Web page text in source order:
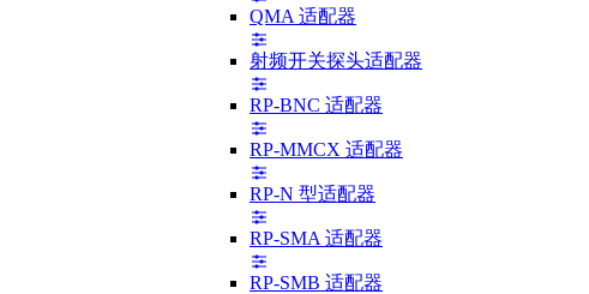
QMA 适配器
射频开关探头适配器
RP-BNC 适配器
RP-MMCX 适配器
RP-N 型适配器
RP-SMA 适配器
RP-SMB 适配器